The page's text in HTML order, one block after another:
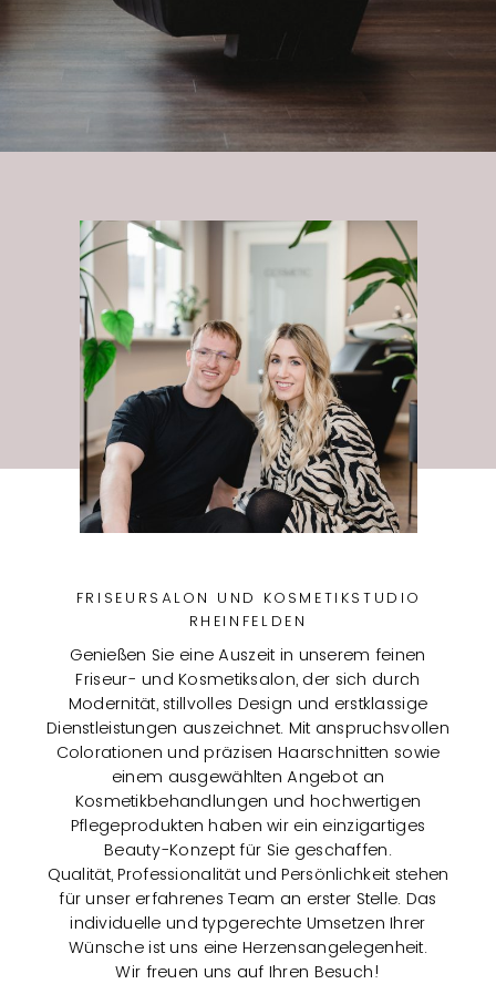
FRISEURSALON UND KOSMETIKSTUDIO
RHEINFELDEN
Genießen Sie eine Auszeit in unserem feinen
Friseur- und Kosmetiksalon, der sich durch
Modernität, stillvolles Design und erstklassige
Dienstleistungen auszeichnet. Mit anspruchsvollen
Colorationen und präzisen Haarschnitten sowie
einem ausgewählten Angebot an
Kosmetikbehandlungen und hochwertigen
Pflegeprodukten haben wir ein einzigartiges
Beauty-Konzept für Sie geschaffen.
Qualität, Professionalität und Persönlichkeit stehen
für unser erfahrenes Team an erster Stelle. Das
individuelle und typgerechte Umsetzen Ihrer
Wünsche ist uns eine Herzensangelegenheit.
Wir freuen uns auf Ihren Besuch!